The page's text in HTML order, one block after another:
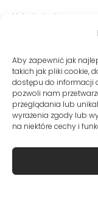
Aby zapewnić jak
takich jak pliki cookie,
dostępu do informacji
pozwoli nam
przeglądania lub
wyrażenia zgody lub
na niektóre cechy i
Metody dostawy:
Bezpieczne płatności:
© Copyright VITO